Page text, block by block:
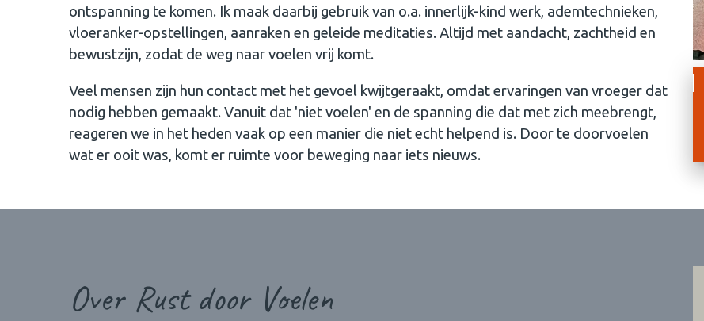
ontspanning te komen. Ik maak daarbij gebruik van o.a. innerlijk-kind werk, ademtechnieken,
vloeranker-opstellingen, aanraken en geleide meditaties. Altijd met aandacht, zachtheid en
bewustzijn, zodat de weg naar voelen vrij komt.
Veel mensen zijn hun contact met het gevoel kwijtgeraakt, omdat ervaringen van vroeger dat
nodig hebben gemaakt. Vanuit dat 'niet voelen' en de spanning die dat met zich meebrengt,
reageren we in het heden vaak op een manier die niet echt helpend is. Door te doorvoelen
wat er ooit was, komt er ruimte voor beweging naar iets nieuws.
Over Rust door Voelen